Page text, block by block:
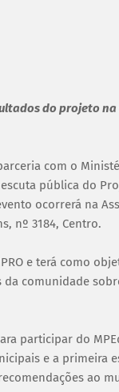
do projeto
com o
pública do
ocorrerá na
nº 3184, Centro.
e terá como
comunidade
participar do
e a primeira
ao